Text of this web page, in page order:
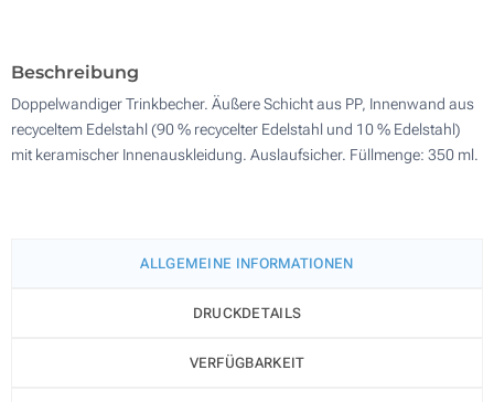
Beschreibung
Doppelwandiger Trinkbecher. Äußere Schicht aus PP, Innenwand aus
recyceltem Edelstahl (90 % recycelter Edelstahl und 10 % Edelstahl)
mit keramischer Innenauskleidung. Auslaufsicher. Füllmenge: 350 ml.
ALLGEMEINE INFORMATIONEN
DRUCKDETAILS
VERFÜGBARKEIT